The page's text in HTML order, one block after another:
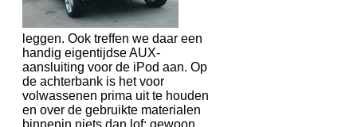
leggen. Ook treffen we daar een
handig eigentijdse AUX-
aansluiting voor de iPod aan. Op
de achterbank is het voor
volwassenen prima uit te houden
en over de gebruikte materialen
binnenin niets dan lof: gewoon